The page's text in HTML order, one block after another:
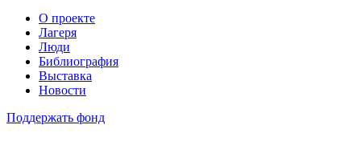
О проекте
Лагеря
Люди
Библиография
Выставка
Новости
Поддержать фонд